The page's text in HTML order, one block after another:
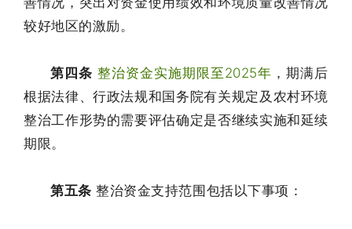
较好地区的激励。
第四条 整治资金实施期限至2025年 ，期满后
根据法律、行政法规和国务院有关规定及农村环境
整治工作形势的需要评估确定是否继续实施和延续
期限。
第五条 整治资金支持范围包括以下事项：